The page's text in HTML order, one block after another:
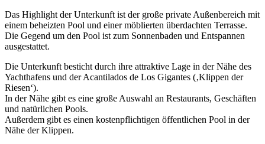
Das Highlight der Unterkunft ist der große private Außenbereich mit
einem beheizten Pool und einer möblierten überdachten Terrasse.
Die Gegend um den Pool ist zum Sonnenbaden und Entspannen
ausgestattet.
Die Unterkunft besticht durch ihre attraktive Lage in der Nähe des
Yachthafens und der Acantilados de Los Gigantes (‚Klippen der
Riesen‘).
In der Nähe gibt es eine große Auswahl an Restaurants, Geschäften
und natürlichen Pools.
Außerdem gibt es einen kostenpflichtigen öffentlichen Pool in der
Nähe der Klippen.